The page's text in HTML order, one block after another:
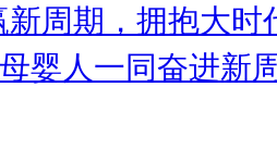
新周期，拥抱大
婴人一同奋进新